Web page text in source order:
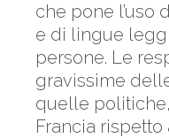
che pone l’uso
e di lingue
persone. Le
gravissime
quelle
Francia